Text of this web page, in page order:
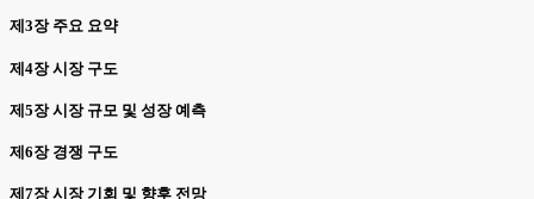
제3장 주요 요약
제4장 시장 구도
제5장 시장 규모 및 성장 예측
제6장 경쟁 구도
제7장 시장 기회 및 향후 전망